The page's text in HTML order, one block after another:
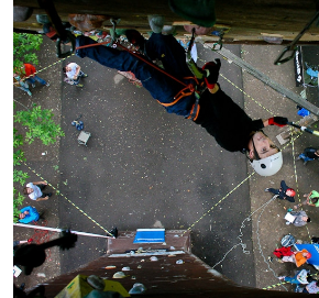
Софтшелл одежда
Куртки
Флисовая одежда
Куртки
Брюки
Жилеты
Комбинезоны
Термобелье
Комплект термобелья
Снаряжение
Палатки и тенты
Палатки
Тенты
Аксессуары для палаток